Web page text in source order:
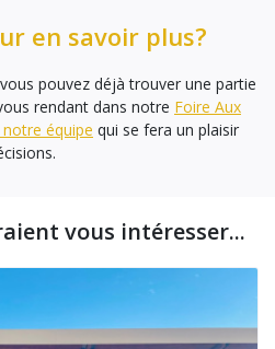
en savoir plus?
pouvez déjà trouver une partie
rendant dans notre Foire Aux
équipe qui se fera un plaisir
vous intéresser...